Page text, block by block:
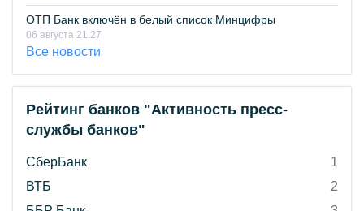
ОТП Банк включён в белый список Минцифры
06 августа 21:27
Все новости
Рейтинг банков "Активность пресс-
службы банков"
СберБанк
1
ВТБ
2